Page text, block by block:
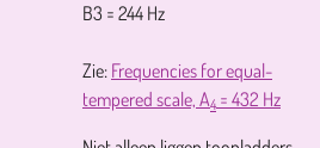
B3 = 244 Hz
Zie: Frequencies for equal-
tempered scale, A4 = 432 Hz